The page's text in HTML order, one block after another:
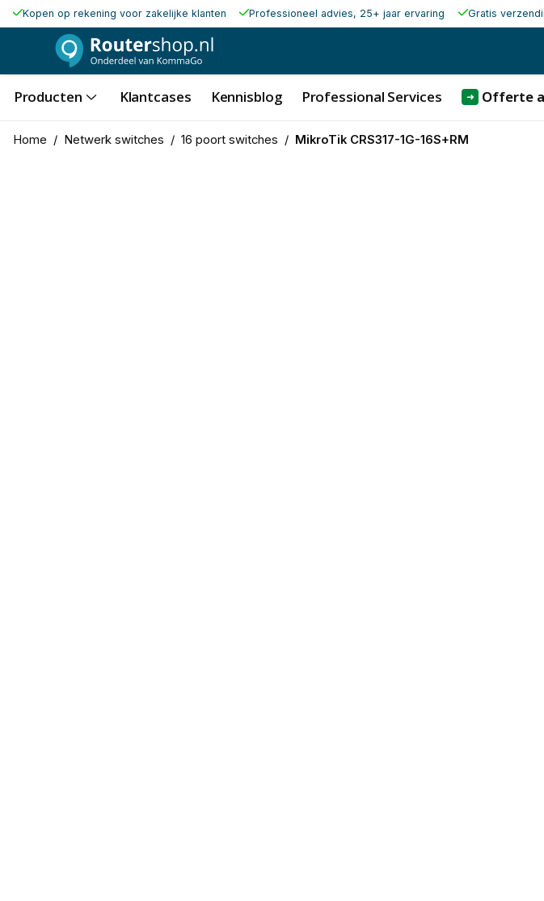
Kopen op rekening voor zakelijke klanten Professioneel advies, 25+ jaar ervaring Gratis
Producten Klantcases Kennisblog Professional Services ➜ Offerte
Home / Netwerk switches / 16 poort switches / MikroTik CRS317-1G-16S+RM